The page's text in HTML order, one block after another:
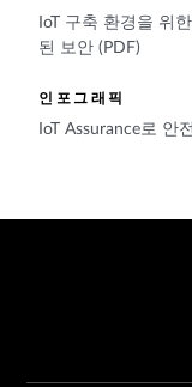
IoT 구축 환경을 위
된 보안 (PDF)
인포그래픽
IoT Assurance로 안